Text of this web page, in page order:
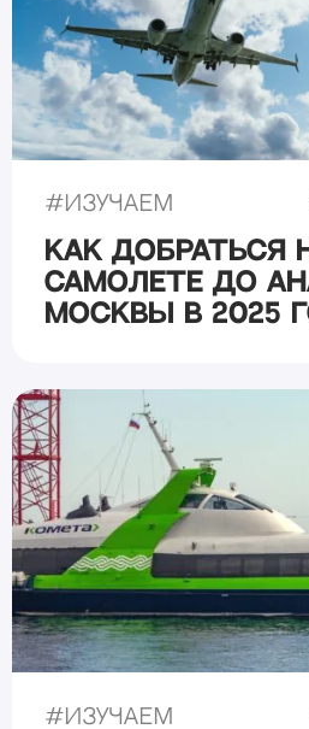
#Изучаем
Как добраться
самолете до
Москвы в 2025
#Изучаем